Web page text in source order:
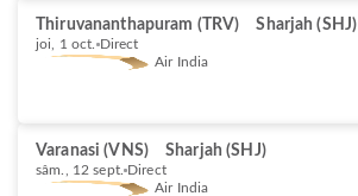
Thiruvananthapuram (TRV) Sharjah (SHJ)
joi, 1 oct. Direct
Air India
Varanasi (VNS) Sharjah (SHJ)
sâm., 12 sept. Direct
Air India